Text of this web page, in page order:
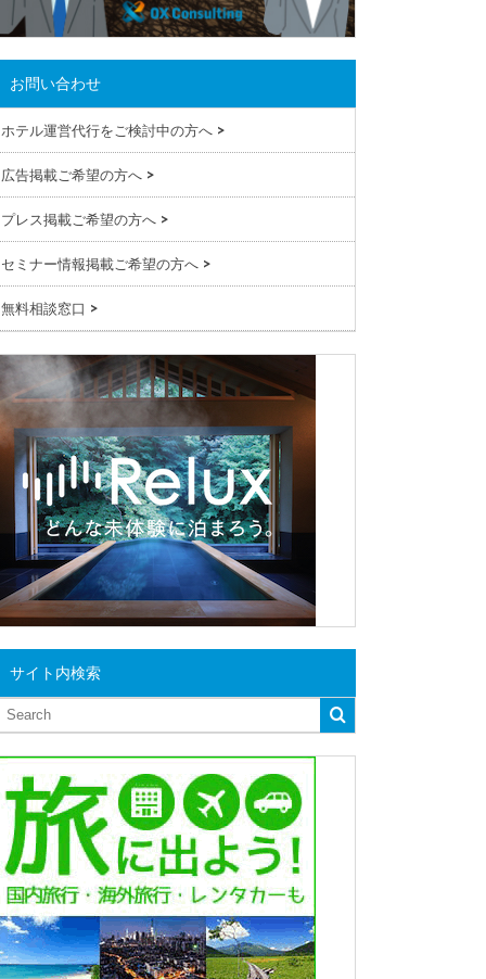
お問い合わせ
ホテル運営代行をご検討中の方へ >
広告掲載ご希望の方へ >
プレス掲載ご希望の方へ >
セミナー情報掲載ご希望の方へ >
無料相談窓口 >
サイト内検索